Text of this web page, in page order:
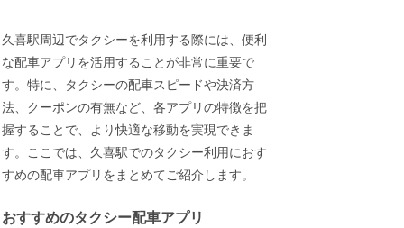
久喜駅周辺でタクシーを利用する際には、便利
な配車アプリを活用することが非常に重要で
す。特に、タクシーの配車スピードや決済方
法、クーポンの有無など、各アプリの特徴を把
握することで、より快適な移動を実現できま
す。ここでは、久喜駅でのタクシー利用におす
すめの配車アプリをまとめてご紹介します。
おすすめのタクシー配車アプリ